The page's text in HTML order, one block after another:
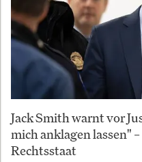
Jack Smith warnt vor
mich anklagen lassen"
Rechtsstaat